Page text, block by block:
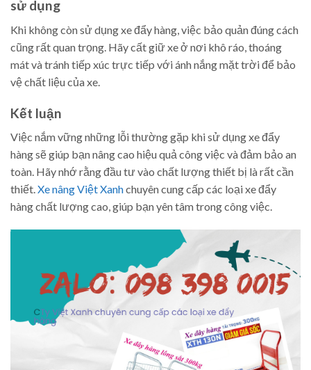
sử dụng
Khi không còn sử dụng xe đẩy hàng, việc bảo quản đúng cách
cũng rất quan trọng. Hãy cất giữ xe ở nơi khô ráo, thoáng
mát và tránh tiếp xúc trực tiếp với ánh nắng mặt trời để bảo
vệ chất liệu của xe.
Kết luận
Việc nắm vững những lỗi thường gặp khi sử dụng xe đẩy
hàng sẽ giúp bạn nâng cao hiệu quả công việc và đảm bảo an
toàn. Hãy nhớ rằng đầu tư vào chất lượng thiết bị là rất cần
thiết.Xe nâng Việt Xanhchuyên cung cấp các loại xe đẩy
hàng chất lượng cao, giúp bạn yên tâm trong công việc.